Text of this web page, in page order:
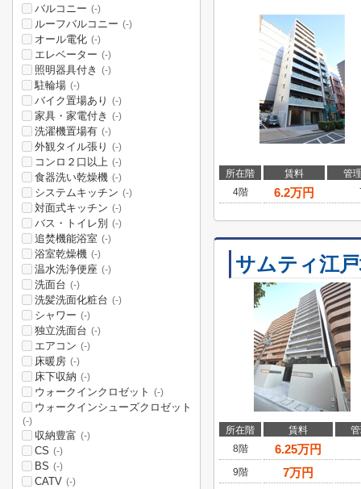
所在階 賃料
管
4階
6.2万円
サムティ江
所在階 賃料
8階
6.25万円
9階 7万円
バルコニー (-)
ルーフバルコニー (-)
オール電化 (-)
エレベーター (-)
照明器具付き (-)
駐輪場 (-)
バイク置場あり (-)
家具・家電付き (-)
洗濯機置場有 (-)
外観タイル張り (-)
コンロ２口以上 (-)
食器洗い乾燥機 (-)
システムキッチン (-)
対面式キッチン (-)
バス・トイレ別 (-)
追焚機能浴室 (-)
浴室乾燥機 (-)
温水洗浄便座 (-)
洗面台 (-)
洗髪洗面化粧台 (-)
シャワー (-)
独立洗面台 (-)
エアコン (-)
床暖房 (-)
床下収納 (-)
ウォークインクロゼット (-)
ウォークインシューズクロゼット
(-)
収納豊富 (-)
CS (-)
BS (-)
CATV (-)